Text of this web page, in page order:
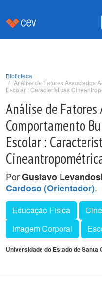
Biblioteca
Análise de Fatores Associados
Escolar : Características
Análise de Fatores
Comportamento
Escolar :
PorGustavo
Cardoso (Orientador).
Educação Física
Imagem Corporal
Universidade do Estado de Santa